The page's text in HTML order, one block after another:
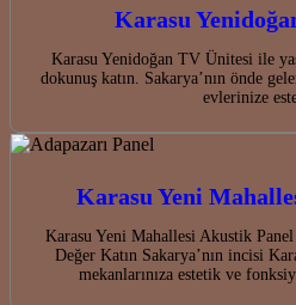
Karasu
Karasu Yenidoğan TV Ünitesi ile
dokunuş katın. Sakarya’nın önde
evlerinize
Karasu Yeni
Karasu Yeni Mahallesi Akustik
Değer Katın Sakarya’nın incisi
mekanlarınıza estetik ve